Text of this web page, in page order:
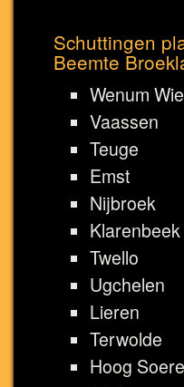
Schuttingen
Beemte
Wenum
Vaassen
Teuge
Emst
Nijbroek
Klarenbeek
Twello
Ugchelen
Lieren
Terwolde
Hoog